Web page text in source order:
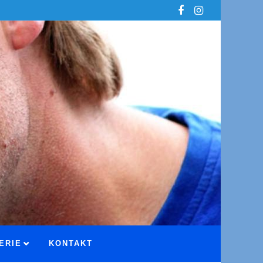
KONTAKT